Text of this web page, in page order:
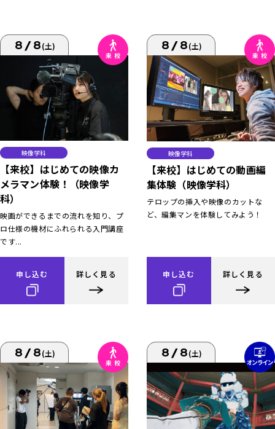
8/8(土)
映像学科
【来校】はじめての映像カ
メラマン体験！（映像学
科）
映画ができるまでの流れを知り、プ
ロ仕様の機材にふれられる入門講座
です...
申し込む 詳しく見る
8/8(土)
映像学科
【来校】はじめての動画編
集体験（映像学科）
テロップの挿入や映像のカットな
ど、編集マンを体験してみよう！
申し込む 詳しく見る
8/8(土) 8/8(土)